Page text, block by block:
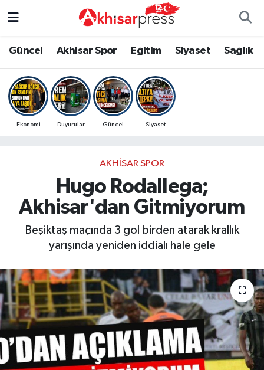
Güncel Akhisar Spor Eğitim Siyaset Sağlık
Ekonomi Duyurular Güncel Siyaset
AKHISAR SPOR
Hugo Rodallega;
Akhisar'dan Gitmiyorum
Beşiktaş maçında 3 gol birden atarak krallık
yarışında yeniden iddialı hale gele
Güncel
Akhisar Spor
Eğitim
Ekonomi
Tarım-Gıda
Magazin
Duyurular
Magazin
Kültür-Sanat
Duyurular
Röportaj
Dünya
Kadın
Teknoloji
Yerel Haber
Güncel
Eğitim
Siyaset
Ekonomi
Magazin
Duyurular
Tarım-Gıda
Sektörel
Manisa Nöbetçi Eczaneler
Manisa Hava Durumu
Manisa Namaz Vakitleri
Süper Lig Puan Durumu ve Fikstür
Tüm Manşetler
Son Dakika Haberleri